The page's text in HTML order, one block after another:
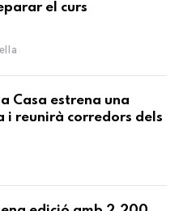
el curs
Casa estrena una
i reunirà corredors dels